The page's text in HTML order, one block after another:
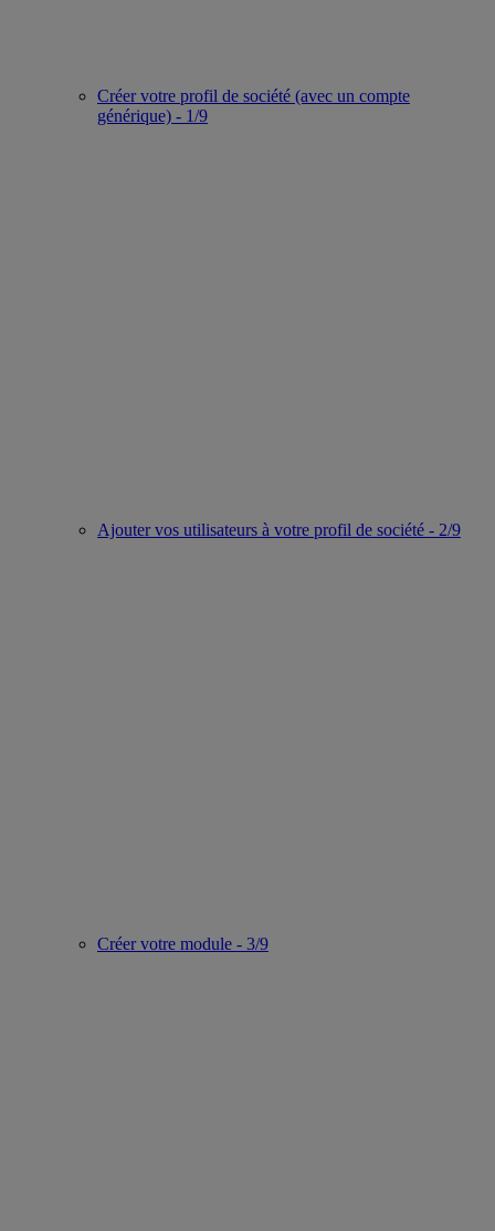
Créer votre profil de société (avec un compte
générique) - 1/9
Ajouter vos utilisateurs à votre profil de société - 2/9
Créer votre module - 3/9